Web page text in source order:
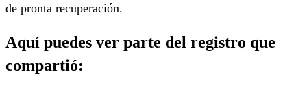
de pronta recuperación.
Aquí puedes ver parte del registro que
compartió: